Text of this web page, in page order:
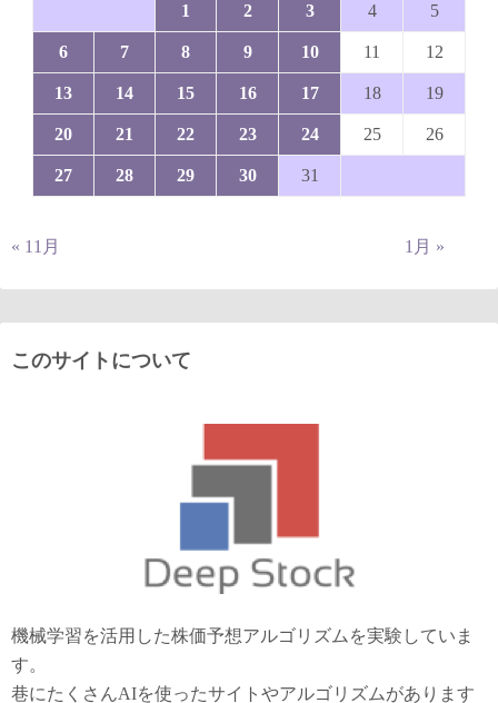
1 2 3 4 5
6 7 8 9 10 11 12
13 14 15 16 17 18 19
20 21 22 23 24 25 26
27 28 29 30 31
« 11月 1月 »
このサイトについて
機械学習を活用した株価予想アルゴリズムを実験していま
す。
巷にたくさんAIを使ったサイトやアルゴリズムがあります